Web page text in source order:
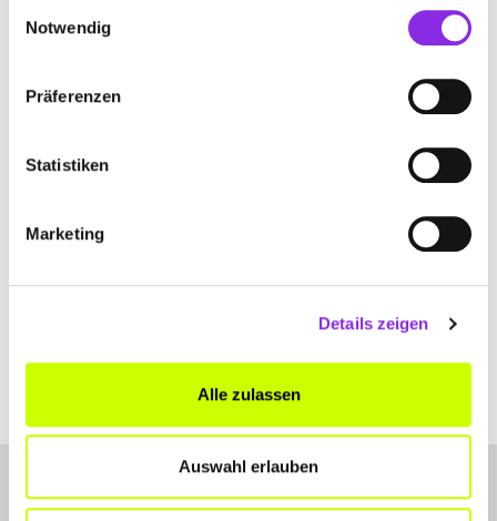
Notwendig
Präferenzen
Statistiken
Marketing
Details zeigen
Alle zulassen
Auswahl erlauben
Bitte akzeptiere
, damit